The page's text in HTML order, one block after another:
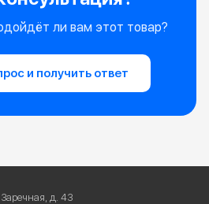
ли вам этот товар?
и получить ответ
д. 43